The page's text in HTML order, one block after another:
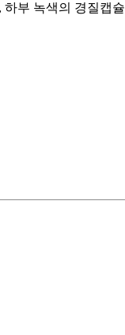
하부 녹색의 경질캡슐